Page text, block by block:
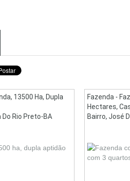
13500 Ha, Dupla
Do Rio Preto-BA
Fazenda -
Hectares,
Bairro, José